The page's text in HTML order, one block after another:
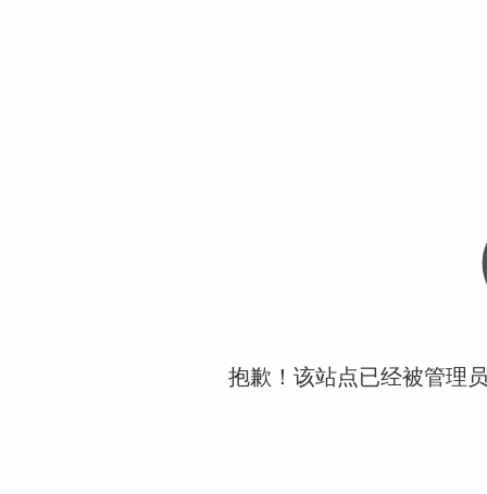
抱歉！该站点已经被管理